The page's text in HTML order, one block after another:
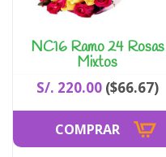
NC16 Ramo 24 Rosas
Mixtos
S/. 220.00($66.67)